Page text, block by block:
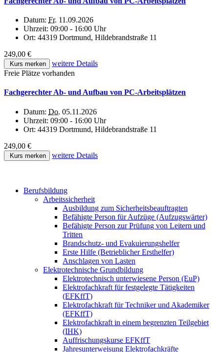
Datum: Fr. 11.09.2026
Uhrzeit: 09:00 - 16:00 Uhr
Ort: 44319 Dortmund, Hildebrandstraße 11
249,00 €
Kurs merken
weitere Details
Freie Plätze vorhanden
Fachgerechter Ab- und Aufbau von PC-Arbeitsplätzen
Datum: Do. 05.11.2026
Uhrzeit: 09:00 - 16:00 Uhr
Ort: 44319 Dortmund, Hildebrandstraße 11
249,00 €
Kurs merken weitere Details
Berufsbildung
Arbeitssicherheit
Ausbildung zum Sicherheitsbeauftragten
Befähigte Person für Aufzüge (Aufzugswärter)
Befähigte Person zur Prüfung von Leitern und
Tritten
Brandschutz- und Evakuierungshelfer
Erste Hilfe (Betrieblicher Ersthelfer)
Anschlagen von Lasten
Elektrotechnische Grundbildung
Elektrotechnisch unterwiesene Person (EuP)
Elektrofachkraft für festgelegte Tätigkeiten
(EFKffT)
Elektrofachkraft für Techniker und Akademiker
(EFKffT)
Elektrofachkraft in einem begrenzten Teilgebiet
(IHK)
Auffrischungskurse EFKffT
Jahresunterweisung Elektrofachkräfte